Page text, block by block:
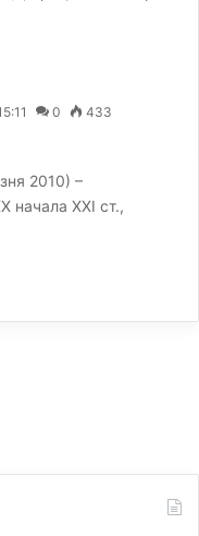
0 433
2010) –
начала XXI ст.,